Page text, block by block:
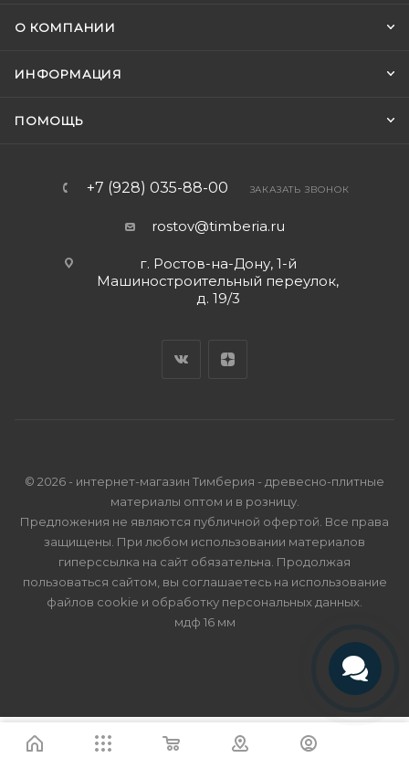
О КОМПАНИИ
ИНФОРМАЦИЯ
ПОМОЩЬ
+7 (928) 035-88-00 ЗАКАЗАТЬ ЗВОНОК
rostov@timberia.ru
г. Ростов-на-Дону, 1-й
Машиностроительный переулок,
д. 19/3
© 2026 - интернет-магазин Тимберия - древесно-плитные
материалы оптом и в розницу.
Предложения не являются публичной офертой. Все права
защищены. При любом использовании материалов
гиперссылка на сайт обязательна. Продолжая
пользоваться сайтом, вы соглашаетесь на использование
файлов cookie и обработку персональных данных
мдф 16 мм
Telegram